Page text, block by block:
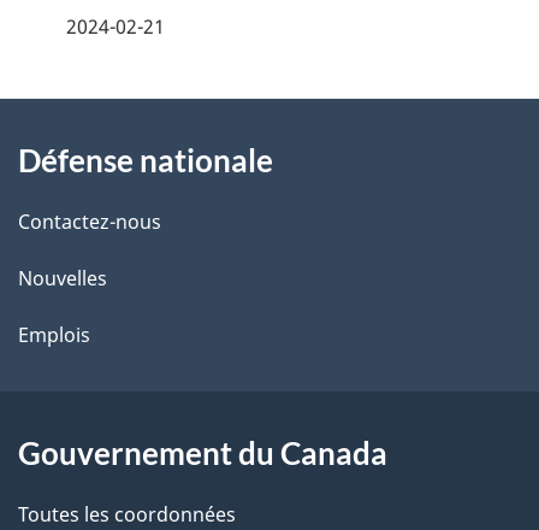
l
s
l
a
a
g
o
t
e
é
t
a
t
2024-02-21
propos
de
ce
site
Défense nationale
Contactez-nous
Nouvelles
Emplois
Gouvernement du Canada
Toutes les coordonnées